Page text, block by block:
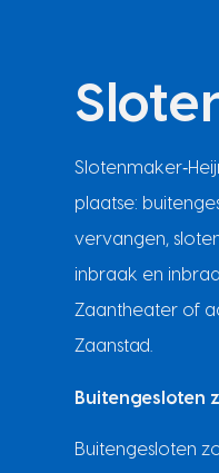
plaatse:
vervangen,
inbraak en
Zaantheater of
Zaanstad.
Buitengesloten
Buitengesloten